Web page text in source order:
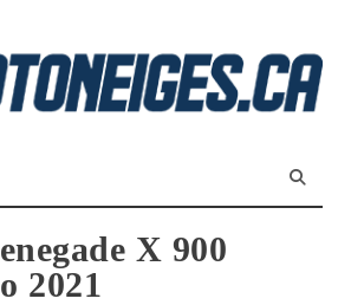
X 900
2021